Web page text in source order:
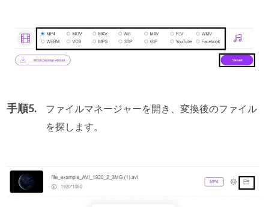
手順5.
ファイルマネージャーを開き、変換後のファイル
を探します。